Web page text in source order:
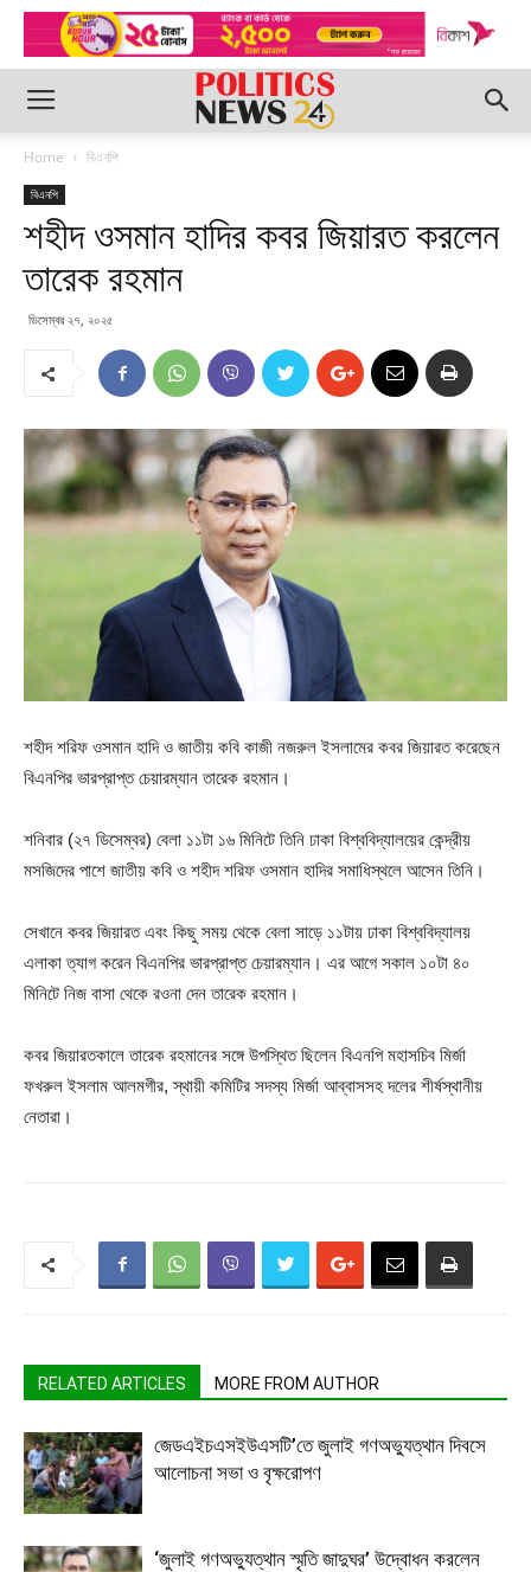
Home বিএনপি
বিএনপি
শহীদ ওসমান হাদির কবর জিয়ারত করলেন
তারেক রহমান
ডিসেম্বর ২৭, ২০২৫
শহীদ শরিফ ওসমান হাদি ও জাতীয় কবি কাজী নজরুল ইসলামের কবর জিয়ারত করেছেন
বিএনপির ভারপ্রাপ্ত চেয়ারম্যান তারেক রহমান।
শনিবার (২৭ ডিসেম্বর) বেলা ১১টা ১৬ মিনিটে তিনি ঢাকা বিশ্ববিদ্যালয়ের কেন্দ্রীয়
মসজিদের পাশে জাতীয় কবি ও শহীদ শরিফ ওসমান হাদির সমাধিস্থলে আসেন তিনি।
সেখানে কবর জিয়ারত এবং কিছু সময় থেকে বেলা সাড়ে ১১টায় ঢাকা বিশ্ববিদ্যালয়
এলাকা ত্যাগ করেন বিএনপির ভারপ্রাপ্ত চেয়ারম্যান। এর আগে সকাল ১০টা ৪০
মিনিটে নিজ বাসা থেকে রওনা দেন তারেক রহমান।
কবর জিয়ারতকালে তারেক রহমানের সঙ্গে উপস্থিত ছিলেন বিএনপি মহাসচিব মির্জা
ফখরুল ইসলাম আলমগীর, স্থায়ী কমিটির সদস্য মির্জা আব্বাসসহ দলের শীর্ষস্থানীয়
নেতারা।
RELATED ARTICLES MORE FROM AUTHOR
জেডএইচএসইউএসটি’তে জুলাই গণঅভ্যুত্থান দিবসে
আলোচনা সভা ও বৃক্ষরোপণ
‘জুলাই গণঅভ্যুত্থান স্মৃতি জাদুঘর’ উদ্বোধন করলেন